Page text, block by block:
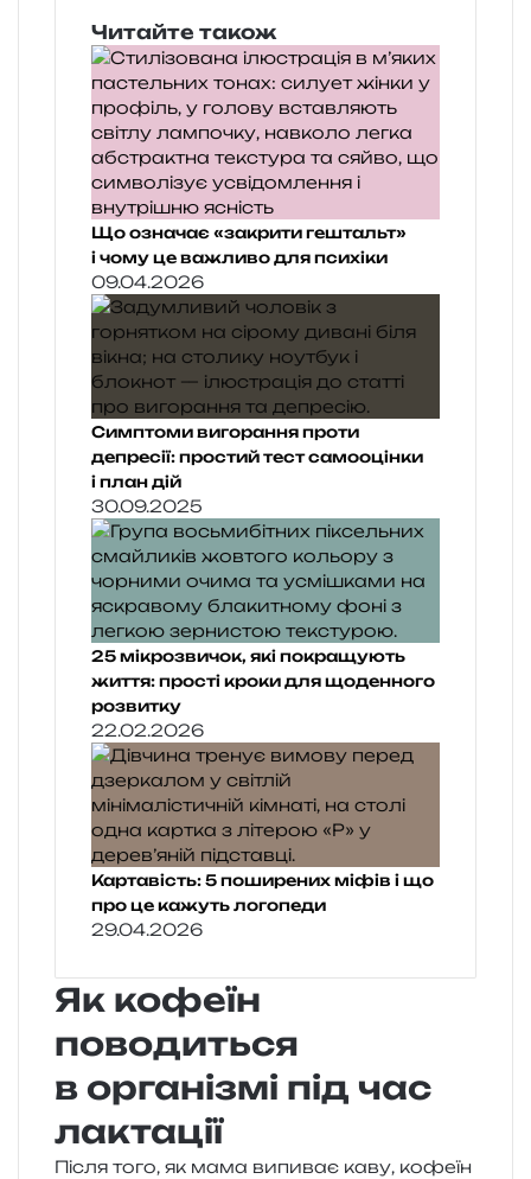
Читайте також
Що означає «закрити гештальт»
і чому це важливо для психіки
09.04.2026
Симптоми вигорання проти
депресії: простий тест самооцінки
і план дій
30.09.2025
25 мікрозвичок, які покращують
життя: прості кроки для щоденного
розвитку
22.02.2026
Картавість: 5 поширених міфів і що
про це кажуть логопеди
29.04.2026
Як кофеїн
поводиться
в організмі під час
лактації
Після того, як мама випи­ває каву, кофе­їн